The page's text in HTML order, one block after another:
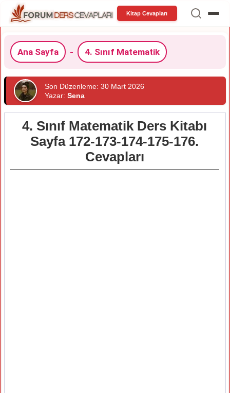
Kitap Cevapları
Ana Sayfa - 4. Sınıf Matematik
Son Düzenleme: 30 Mart 2026
Yazar: Sena
4. Sınıf Matematik Ders Kitabı
Sayfa 172-173-174-175-176.
Cevapları